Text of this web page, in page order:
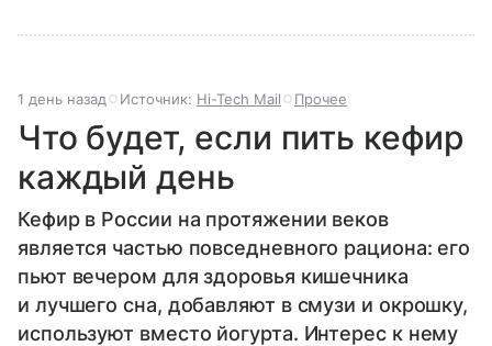
1 день назад Источник: Hi-Tech Mail Прочее
Что будет, если пить кефир
каждый день
Кефир в России на протяжении веков
является частью повседневного рациона: его
пьют вечером для здоровья кишечника
и лучшего сна, добавляют в смузи и окрошку,
используют вместо йогурта. Интерес к нему